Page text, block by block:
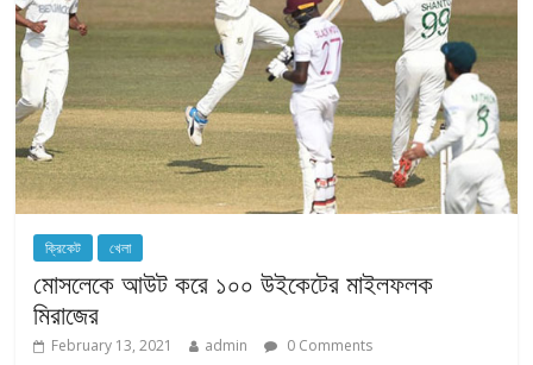
ক্রিকেট খেলা
মোসলেকে আউট করে ১০০ উইকেটের মাইলফলক
মিরাজের
February 13, 2021 admin 0 Comments